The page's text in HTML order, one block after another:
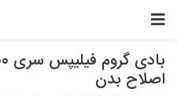
اصلاح بدن
لوازم الکترونیکی